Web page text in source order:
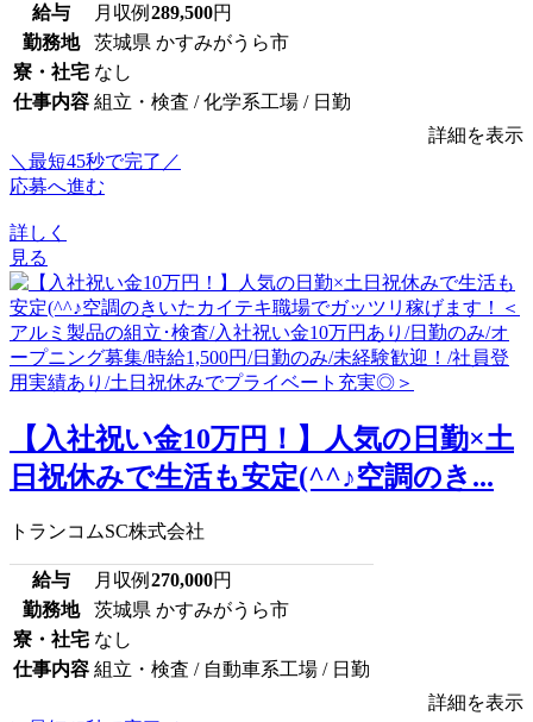
給与 月収例 289,500円
勤務地
茨城県 かすみがうら市
寮・社宅 なし
仕事内容 組立・検査 / 化学系工場 / 日勤
詳細を表示
＼最短45秒で完了／
応募へ進む
詳しく
見る
【入社祝い金10万円！】人気の日勤×土
日祝休みで生活も安定(^^♪空調のき...
トランコムSC株式会社
給与 月収例 270,000円
勤務地
茨城県 かすみがうら市
寮・社宅 なし
仕事内容 組立・検査 / 自動車系工場 / 日勤
詳細を表示